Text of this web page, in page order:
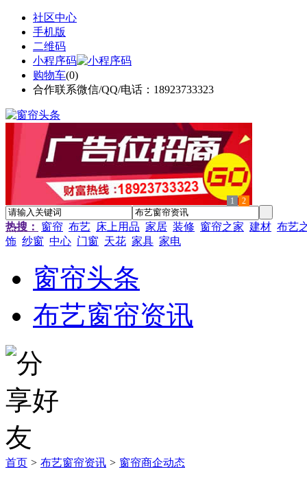
社区中心
手机版
二维码
小程序码
购物车(0)
合作联系微信/QQ/电话：18923733323
1 2
热搜： 窗帘 布艺 床上用品 家居 装修 窗帘之家 建材 布艺
饰 纱窗 中心 门窗 天花 家具 家电
窗帘头条
布艺窗帘资讯
首页 > 布艺窗帘资讯 > 窗帘商企动态